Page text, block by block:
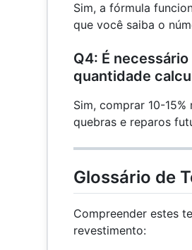
Sim, a fórmula
que você saiba o
Q4: É
quantidade
Sim, comprar 10-
quebras e reparos
Glossário de
Compreender estes
revestimento: